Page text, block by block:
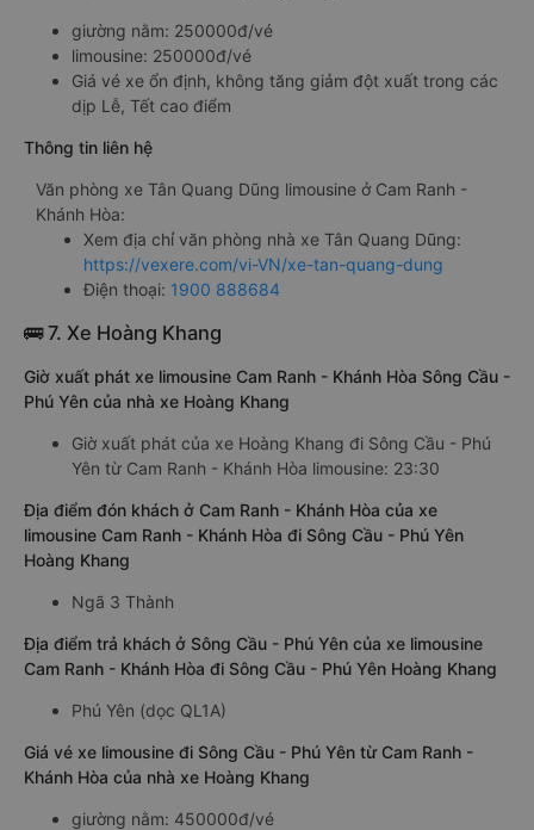
giường nằm: 250000đ/vé
limousine: 250000đ/vé
Giá vé xe ổn định, không tăng giảm đột xuất trong các
dịp Lễ, Tết cao điểm
Thông tin liên hệ
Văn phòng xe Tân Quang Dũng limousine ở Cam Ranh -
Khánh Hòa:
Xem địa chỉ văn phòng nhà xe Tân Quang Dũng:
https://vexere.com/vi-VN/xe-tan-quang-dung
Điện thoại: 1900 888684
🚌 7. Xe Hoàng Khang
Giờ xuất phát xe limousine Cam Ranh - Khánh Hòa Sông Cầu -
Phú Yên của nhà xe Hoàng Khang
Giờ xuất phát của xe Hoàng Khang đi Sông Cầu - Phú
Yên từ Cam Ranh - Khánh Hòa limousine: 23:30
Địa điểm đón khách ở Cam Ranh - Khánh Hòa của xe
limousine Cam Ranh - Khánh Hòa đi Sông Cầu - Phú Yên
Hoàng Khang
Ngã 3 Thành
Địa điểm trả khách ở Sông Cầu - Phú Yên của xe limousine
Cam Ranh - Khánh Hòa đi Sông Cầu - Phú Yên Hoàng Khang
Phú Yên (dọc QL1A)
Giá vé xe limousine đi Sông Cầu - Phú Yên từ Cam Ranh -
Khánh Hòa của nhà xe Hoàng Khang
giường nằm: 450000đ/vé